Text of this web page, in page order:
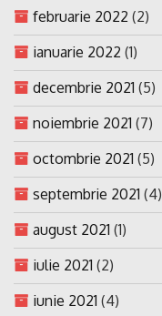
februarie 2022 (2)
ianuarie 2022 (1)
decembrie 2021 (5)
noiembrie 2021 (7)
octombrie 2021 (5)
septembrie 2021 (4)
august 2021 (1)
iulie 2021 (2)
iunie 2021 (4)